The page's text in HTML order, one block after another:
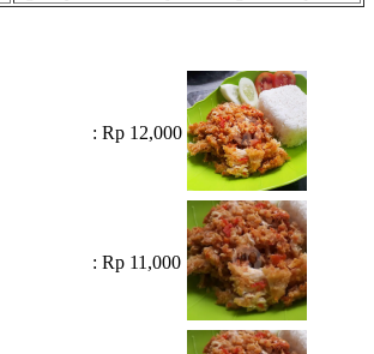
: Rp 12,000
: Rp 11,000